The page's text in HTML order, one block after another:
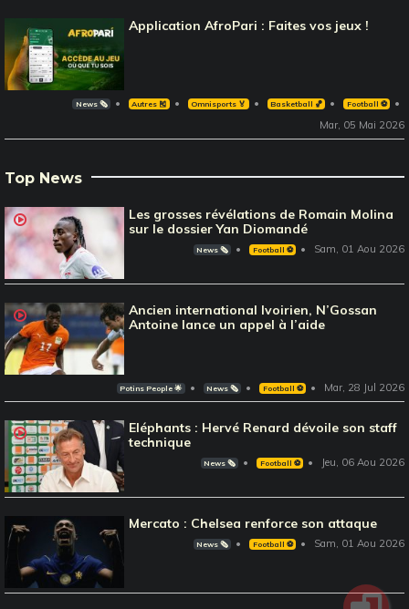
Application AfroPari : Faites vos jeux !
News 🗞️ Autres 🎽 Omnisports 🏅 Basketball 🏀 Football ⚽️
Mar, 05 Mai 2026
Top News
Les grosses révélations de Romain Molina
sur le dossier Yan Diomandé
News 🗞️ Football ⚽️ Sam, 01 Aou 2026
Ancien international Ivoirien, N’Gossan
Antoine lance un appel à l’aide
Potins People 🌟 News 🗞️ Football ⚽️ Mar, 28 Jul 2026
Eléphants : Hervé Renard dévoile son staff
technique
News 🗞️ Football ⚽️ Jeu, 06 Aou 2026
Mercato : Chelsea renforce son attaque
News 🗞️ Football ⚽️ Sam, 01 Aou 2026